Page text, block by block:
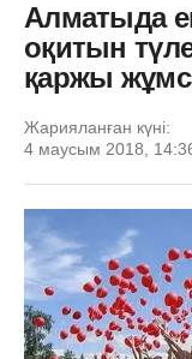
Алматыда
оқитын
қаржы
Жарияланған күні:
4 маусым 2018,